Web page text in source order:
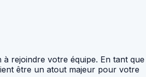
rejoindre votre équipe. En tant que
être un atout majeur pour votre